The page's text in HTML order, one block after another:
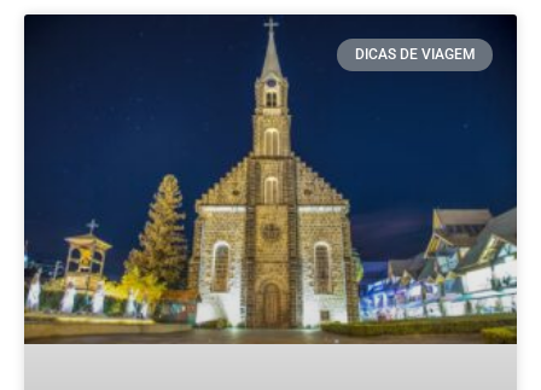
DICAS DE VIAGEM